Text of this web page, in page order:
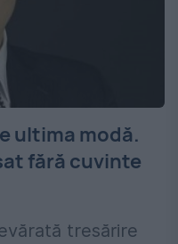
ultima modă.
fără cuvinte
tresărire